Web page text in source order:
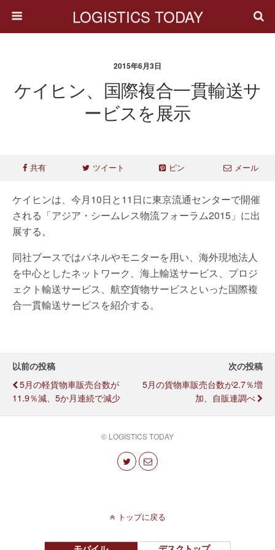
LOGISTICS TODAY
2015年6月3日
ケイヒン、国際複合一貫輸送サ
ービスを展示
共有 ツイート ピン メール
ケイヒンは、今月10日と11日に東京流通センターで開催
される「アジア・シームレス物流フォーラム2015」に出
展する。
同社ブースではパネルやモニターを用い、海外現地法人
を中心としたネットワーク、海上輸送サービス、プロジ
ェクト輸送サービス、航空貨物サービスといった国際複
合一貫輸送サービスを紹介する。
以前の投稿
5月の軽貨物車販売台数が
11.9％減、5か月連続で減少
次の投稿
5月の貨物車販売台数が2.7％増
加、自販連調べ
© LOGISTICS TODAY
トップに戻る